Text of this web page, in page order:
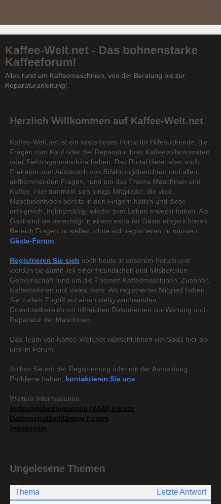
Kaffee-Welt.net - Das bohnenstarke
Kaffeeforum!
Alles rund um Kaffeemaschinen, von der Beratung bis zur
Reparaturanleitung!
Herzlich Willkommen auf Kaffee-Welt.net
Kaffee-Welt.net ist ein kostenloses Portal für Hilfesuchende, die
Fragen zum Kauf oder der Reparatur ihres Kaffeevollautomaten
oder Siebträgermaschine haben. Das Portal bietet aber auch
Freiraum zum Austausch von Erfahrungsberichten und allen
aufkommenden Fragen, rund um das Thema Maschinen und
Kaffee. Hier tummeln sich einige Mitglieder, die viele
Maschinentypen bereits in den Fingern hatten und diese
erfolgreich, hobbymäßig, wieder zum Leben erweckt haben. Als
Gast sind sie berechtigt in einem extra für Gäste eingerichteten
Bereich Fragen zu stellen, ohne sich registrieren zu müssen:
Gäste-Forum
Registrieren Sie sich noch heute in unserem Forum und
werden sie damit Teil einer freundlichen und hilfsbereiten
Gemeinschaft rund um die Themen Kaffeemaschinen, Zubehör,
Kaffeebohnen und vieles mehr. Als registriertes Mitglied haben
Sie zudem Zugriff auf einen stetig wachsenden
Downloadbereich mit hilfreichen Dokumenten zur Wartung und
Reparatur der Maschinen.
Das Team von Kaffee-Welt.net wünscht Ihnen viel Spaß hier bei
uns im Forum.
Sollten Sie mit der Registrierung oder mit der Anmeldung
Probleme haben, kontaktieren Sie uns
Weitere Informationen:
Nutzungsbedingungen (AGB) Forum
Datenschutzerklärung Forum
Impressum
Ungelesene Themen
Thema Letzte Antwort